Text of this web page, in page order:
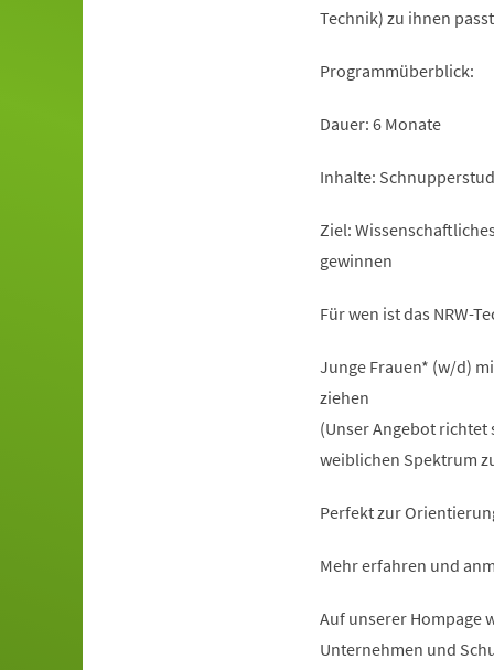
Technik) zu ihnen
Programmüberblick:
Dauer: 6 Monate
Inhalte:
Ziel:
gewinnen
Für wen ist das NRW-
Junge Frauen* (w/d)
ziehen
(Unser Angebot richtet
weiblichen Spektrum
Perfekt zur
Mehr erfahren und
Auf unserer Hompage
Unternehmen und